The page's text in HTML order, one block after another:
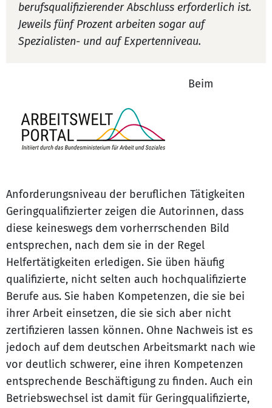
berufsqualifizierender Abschluss erforderlich ist.
Jeweils fünf Prozent arbeiten sogar auf
Spezialisten- und auf Expertenniveau.
Beim
Anforderungsniveau der beruflichen Tätigkeiten
Geringqualifizierter zeigen die Autorinnen, dass
diese keineswegs dem vorherrschenden Bild
entsprechen, nach dem sie in der Regel
Helfertätigkeiten erledigen. Sie üben häufig
qualifizierte, nicht selten auch hochqualifizierte
Berufe aus. Sie haben Kompetenzen, die sie bei
ihrer Arbeit einsetzen, die sie sich aber nicht
zertifizieren lassen können. Ohne Nachweis ist es
jedoch auf dem deutschen Arbeitsmarkt nach wie
vor deutlich schwerer, eine ihren Kompetenzen
entsprechende Beschäftigung zu finden. Auch ein
Betriebswechsel ist damit für Geringqualifizierte,